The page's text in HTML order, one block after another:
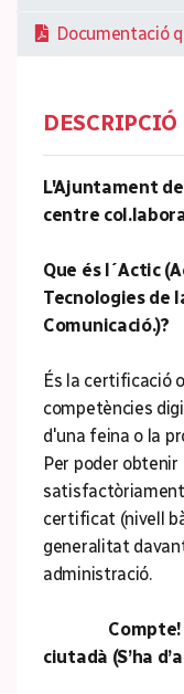
Documentació
DESCRIPCIÓ
L'Ajuntament
centre
Que és l´Actic
Tecnologies de
Comunicació.)?
És la certificació
competències
d'una feina o la
Per poder obtenir
satisfactòriament
certificat (nivell
generalitat
administració.
Compte! Qui
ciutadà (S’ha